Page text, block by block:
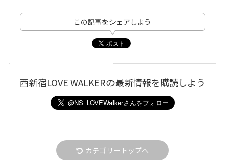
この記事をシェアしよう
西新宿LOVE WALKERの最新情報を購読しよう
カテゴリートップへ